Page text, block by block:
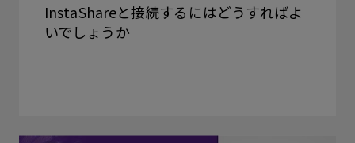
InstaShareと接続するにはどうすればよ
いでしょうか